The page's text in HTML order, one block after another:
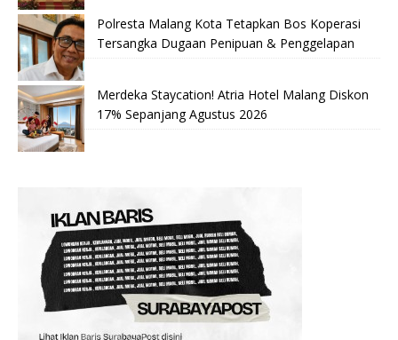
Polresta Malang Kota Tetapkan Bos Koperasi
Tersangka Dugaan Penipuan & Penggelapan
Merdeka Staycation! Atria Hotel Malang Diskon
17% Sepanjang Agustus 2026